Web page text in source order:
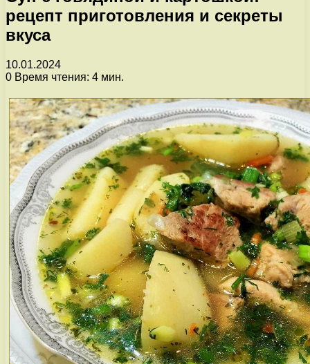
рецепт приготовления и секреты
вкуса
10.01.2024
0 Время чтения: 4 мин.